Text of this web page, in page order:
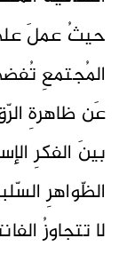
حيثُ عملَ
المُجتمعِ
عَن ظاهرةِ
بينَ الفكرِ
الظّواهرِ
لا تتجاوزُ